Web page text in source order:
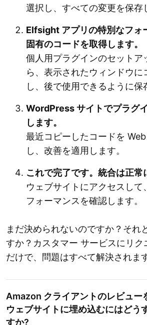
選択し、すべての変更を保存
Elfsight アプリの特別なフォ
固有のコードを取得します。
個人用プラグインのセットア
ら、表示されたウィンドウに
し、後で使用できるように保
WordPress サイトでプラグ
します。
最近コピーしたコードを
し、改善を適用します。
これで完了です。統合は正常
ウェブサイトにアクセスして
フォーマンスを確認します。
まだ決められないのですか？それ
すか？カスタマー サービスにリク
だけで、問題はすべて解決されます
Amazon クライアントのレビュー
ウェブサイトに埋め込むにはどう
すか?